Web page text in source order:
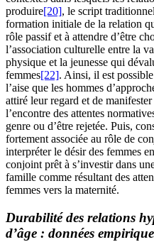
produire[20], le script
formation initiale de la relation
rôle passif et à attendre d’être
l’association culturelle entre la
physique et la jeunesse qui
femmes[22]. Ainsi, il est
l’aise que les hommes
attiré leur regard et de
l’encontre des attentes
genre ou d’être rejetée. Puis,
fortement associée au rôle de
interpréter le désir des femmes
conjoint prêt à s’investir dans
famille comme résultant des
femmes vers la maternité.
Durabilité des relations
d’âge : données